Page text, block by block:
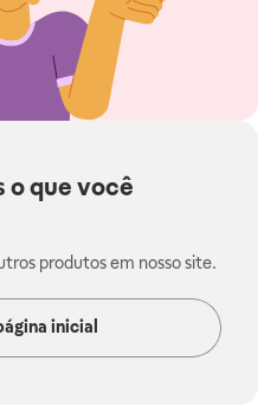
o que você
produtos em nosso site.
inicial